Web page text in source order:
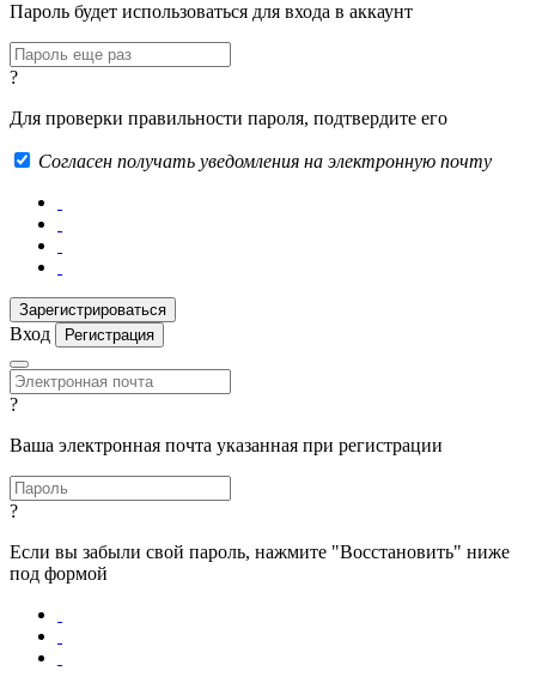
Пароль будет использоваться для входа в аккаунт
?
Для проверки правильности пароля, подтвердите его
Согласен получать уведомления на электронную почту
Вход Регистрация
?
Ваша электронная почта указанная при регистрации
?
Если вы забыли свой пароль, нажмите "Восстановить" ниже
под формой